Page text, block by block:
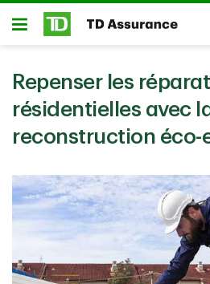
Passer au contenu principal
Ouvert
Repenser les
résidentielles avec
reconstruction éco-